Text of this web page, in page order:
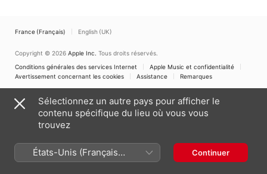
France (Français) English (UK)
Copyright © 2026 Apple Inc. Tous droits réservés.
Conditions générales des services Internet
Apple Music et confidentialité
Avertissement concernant les cookies
Assistance Remarques
Sélectionnez un autre pays pour afficher le
contenu spécifique du lieu où vous vous
trouvez
États-Unis (Français
France)
Continuer